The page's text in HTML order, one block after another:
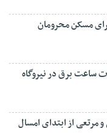
مسکن محرومان
ساعت برق در نیروگاه
از ابتدای امسال